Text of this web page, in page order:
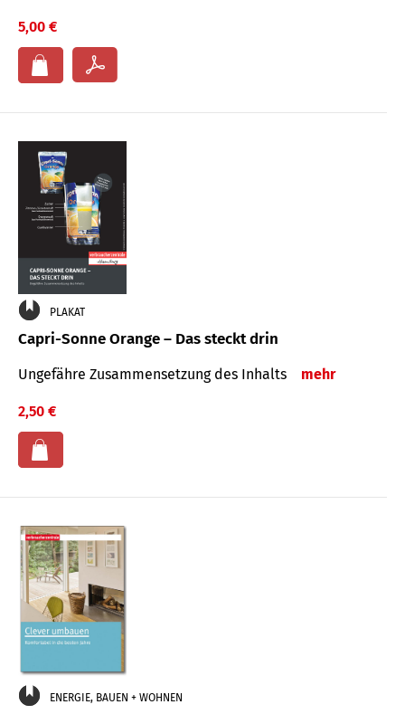
5,00 €
PLAKAT
Capri-Sonne Orange – Das steckt drin
Ungefähre Zu­sammen­setzung des Inhalts mehr
2,50 €
ENERGIE, BAUEN + WOHNEN